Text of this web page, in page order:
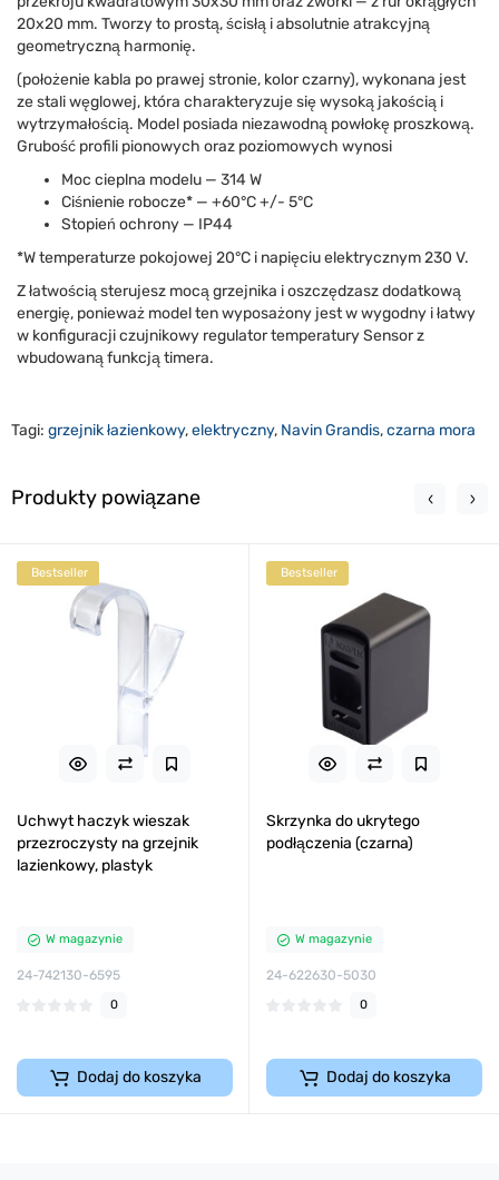
20x20 mm. Tworzy to prostą, ścisłą i absolutnie atrakcyjną
geometryczną harmonię.
(położenie kabla po prawej stronie, kolor czarny), wykonana jest
ze stali węglowej, która charakteryzuje się wysoką jakością i
wytrzymałością. Model posiada niezawodną powłokę proszkową.
Grubość profili pionowych oraz poziomowych wynosi
Moc cieplna modelu — 314 W
Ciśnienie robocze* — +60°C +/- 5°C
Stopień ochrony — IP44
*W temperaturze pokojowej 20°C i napięciu elektrycznym 230 V.
Z łatwością sterujesz mocą grzejnika i oszczędzasz dodatkową
energię, ponieważ model ten wyposażony jest w wygodny i łatwy
w konfiguracji czujnikowy regulator temperatury Sensor z
wbudowaną funkcją timera.
Tagi: grzejnik łazienkowy,elektryczny, Navin Grandis,czarna mora
Produkty powiązane
Bestseller
Uchwyt haczyk wieszak
przezroczysty na grzejnik
lazienkowy, plastyk
W magazynie
24-742130-6595
0
Dodaj do koszyka
Bestseller
Skrzynka do ukrytego
podłączenia (czarna)
W magazynie
24-622630-5030
0
Dodaj do koszyka